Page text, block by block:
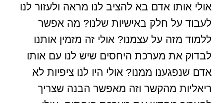
אולי אותו אדם בא להציב לנו מראה ולעזור לנו
לעבוד על חלק באישיות שלנו? מה אפשר
ללמוד מזה על עצמנו? אולי זה מזמין אותנו
לבדוק את מערכת היחסים שיש לנו עם אותו
אדם שנפגענו ממנו? אולי היו לנו ציפיות לא
ריאליות מהקשר וזה מאפשר הבנה שצריך